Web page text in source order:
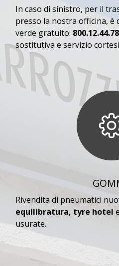
In caso di sinistro, per il
presso la nostra officina, è
verde gratuito: 800.12.44.78
sostitutiva e servizio
Rivendita di pneumatici
equilibratura, tyre hotel
usurate.